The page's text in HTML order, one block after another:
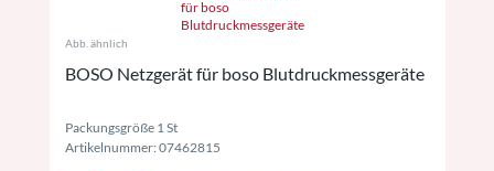
Abb. ähnlich
BOSO Netzgerät für boso Blutdruckmessgeräte
Packungsgröße 1 St
Artikelnummer: 07462815